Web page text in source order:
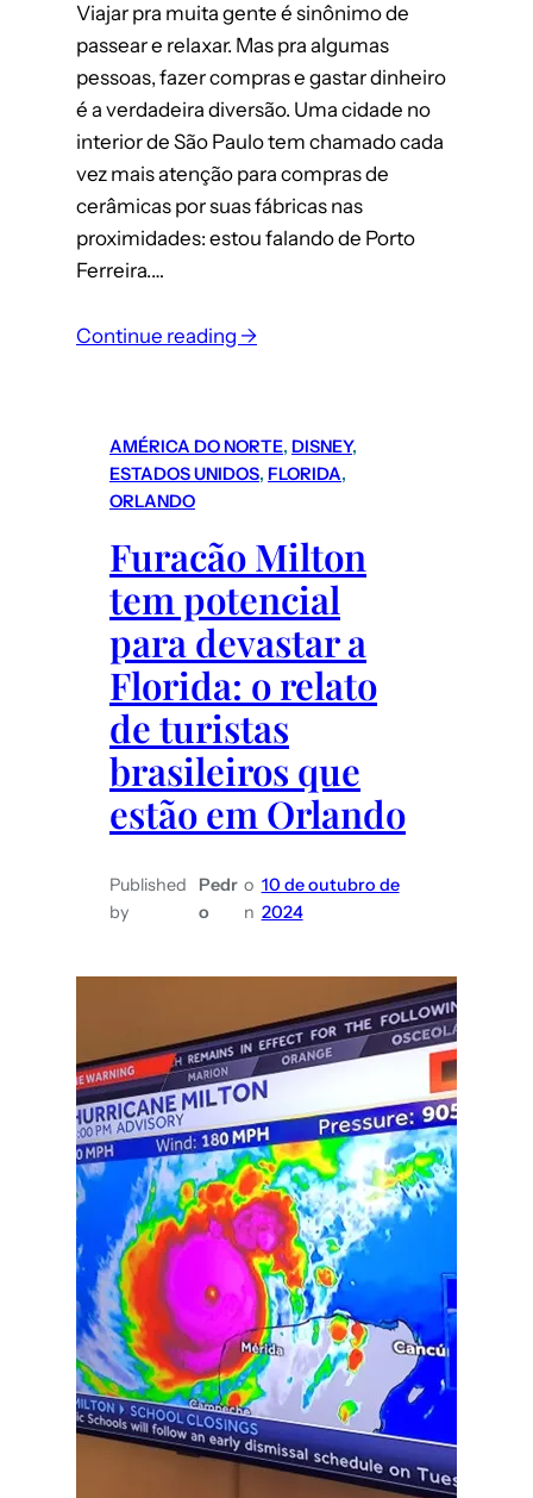
Viajar pra muita gente é sinônimo de
passear e relaxar. Mas pra algumas
pessoas, fazer compras e gastar dinheiro
é a verdadeira diversão. Uma cidade no
interior de São Paulo tem chamado cada
vez mais atenção para compras de
cerâmicas por suas fábricas nas
proximidades: estou falando de Porto
Ferreira.…
Continue reading →:
–
(interior
de
SP):
dicas
para
comprar
porcelana
mais
barato
AMÉRICA DO NORTE, DISNEY
ESTADOS UNIDOS, FLORIDA
ORLANDO
Furacão Milton
tem potencial
para devastar a
Florida: o relato
de turistas
brasileiros que
estão em Orlando
Published
by
Pedr
o
o
n
10 de outubro de
2024